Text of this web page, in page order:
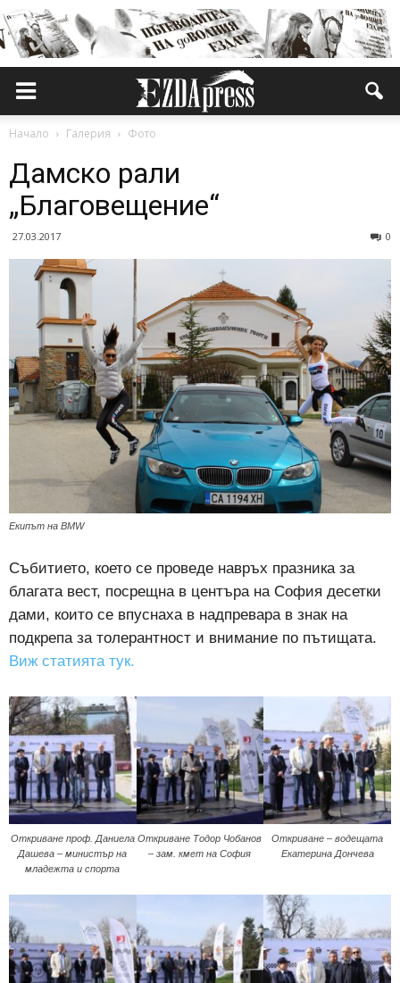
Начало Галерия Фото
Дамско рали
„Благовещение“
27.03.2017 0
Екипът на BMW
Събитието, което се проведе навръх празника за
благата вест, посрещна в центъра на София десетки
дами, които се впуснаха в надпревара в знак на
подкрепа за толерантност и внимание по пътищата.
Виж статията тук.
Откриване проф. Даниела
Дашева – министър на
младежта и спорта
Откриване Тодор Чобанов
– зам. кмет на София
Откриване – водещата
Екатерина Дончева